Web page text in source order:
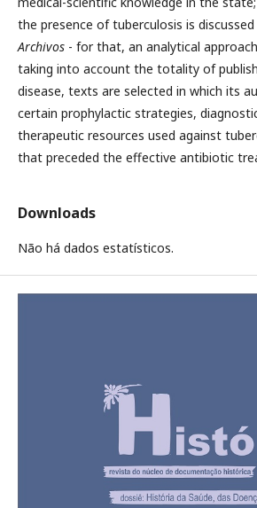
the presence of tuberculosis is
Archivos - for that, an analytical
taking into account the totality of
disease, texts are selected in which its
certain prophylactic strategies,
therapeutic resources used against
that preceded the effective antibiotic
Downloads
Não há dados estatísticos.